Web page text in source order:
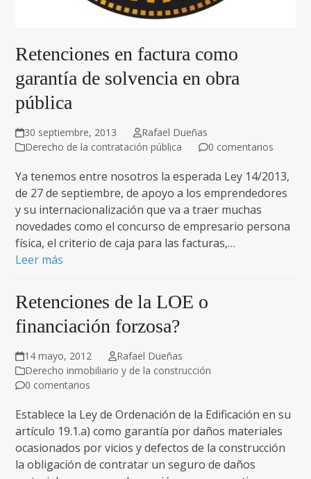
Retenciones en factura como
garantía de solvencia en obra
pública
30 septiembre, 2013
Rafael Dueñas
Derecho de la contratación pública
0 comentarios
Ya tenemos entre nosotros la esperada Ley 14/2013,
de 27 de septiembre, de apoyo a los emprendedores
y su internacionalización que va a traer muchas
novedades como el concurso de empresario persona
física, el criterio de caja para las facturas,…
Leer más
Retenciones de la LOE o
financiación forzosa?
14 mayo, 2012
Rafael Dueñas
Derecho inmobiliario y de la construcción
0 comentarios
Establece la Ley de Ordenación de la Edificación en su
artículo 19.1.a) como garantía por daños materiales
ocasionados por vicios y defectos de la construcción
la obligación de contratar un seguro de daños